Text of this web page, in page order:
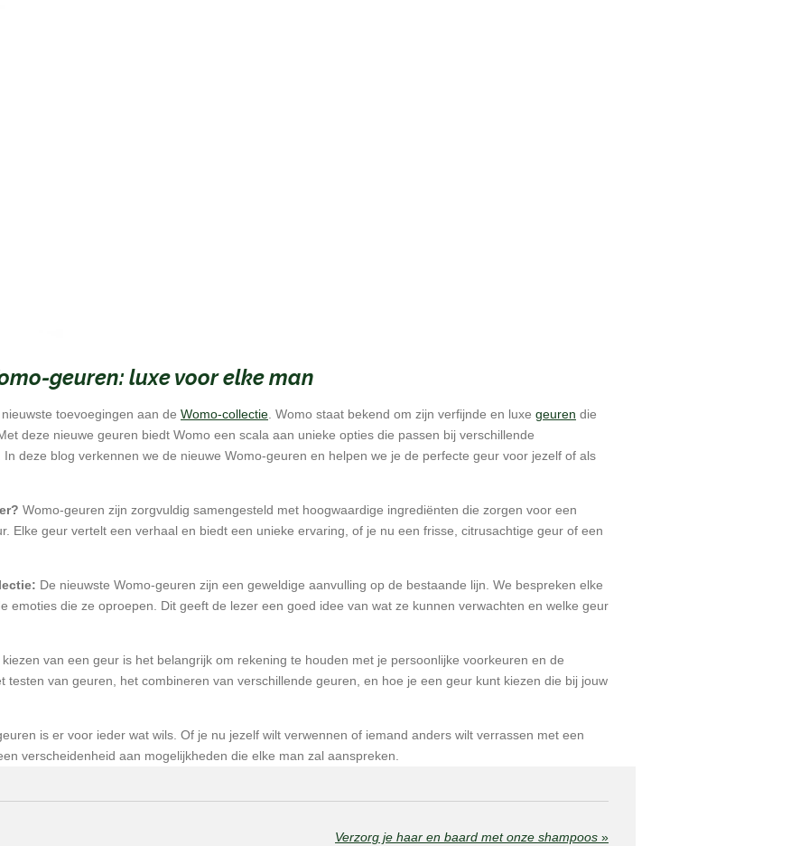
geuren: luxe voor elke man
toevoegingen aan de Womo-collectie . Womo staat bekend om zijn verfijnde en luxe geuren die
deze nieuwe geuren biedt Womo een scala aan unieke opties die passen bij verschillende
deze blog verkennen we de nieuwe Womo-geuren en helpen we je de perfecte geur voor jezelf of als
Womo-geuren zijn zorgvuldig samengesteld met hoogwaardige ingrediënten die zorgen voor een
Elke geur vertelt een verhaal en biedt een unieke ervaring, of je nu een frisse, citrusachtige geur of een
De nieuwste Womo-geuren zijn een geweldige aanvulling op de bestaande lijn. We bespreken elke
emoties die ze oproepen. Dit geeft de lezer een goed idee van wat ze kunnen verwachten en welke geur
kiezen van een geur is het belangrijk om rekening te houden met je persoonlijke voorkeuren en de
testen van geuren, het combineren van verschillende geuren, en hoe je een geur kunt kiezen die bij jouw
is er voor ieder wat wils. Of je nu jezelf wilt verwennen of iemand anders wilt verrassen met een
verscheidenheid aan mogelijkheden die elke man zal aanspreken.
Verzorg je haar en baard met onze shampoos »